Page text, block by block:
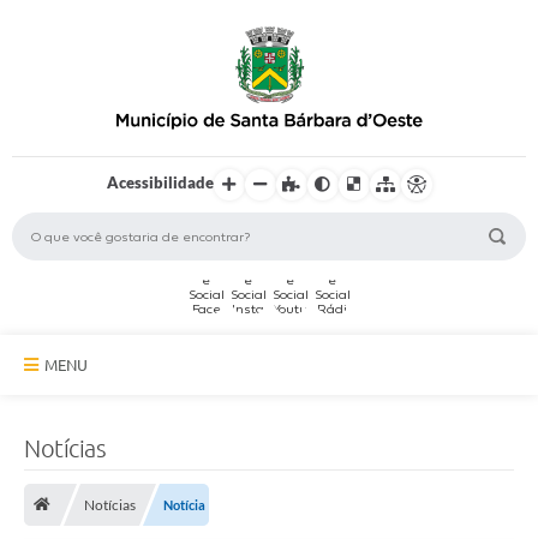
Acessibilidade
MENU
Serviços Online
Notícias
Notícias Notícia